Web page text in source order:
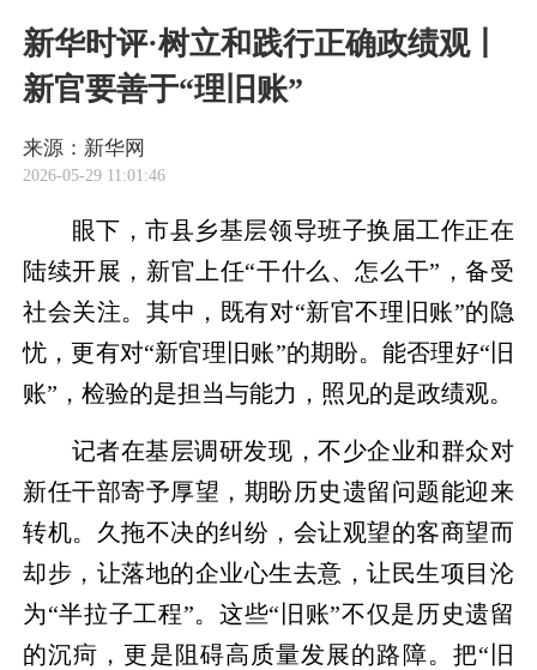
新华时评·树立和践行正确政绩观丨
新官要善于“理旧账”
来源：新华网
2026-05-29 11:01:46
眼下，市县乡基层领导班子换届工作正在
陆续开展，新官上任“干什么、怎么干”，备受
社会关注。其中，既有对“新官不理旧账”的隐
忧，更有对“新官理旧账”的期盼。能否理好“旧
账”，检验的是担当与能力，照见的是政绩观。
记者在基层调研发现，不少企业和群众对
新任干部寄予厚望，期盼历史遗留问题能迎来
转机。久拖不决的纠纷，会让观望的客商望而
却步，让落地的企业心生去意，让民生项目沦
为“半拉子工程”。这些“旧账”不仅是历史遗留
的沉疴，更是阻碍高质量发展的路障。把“旧